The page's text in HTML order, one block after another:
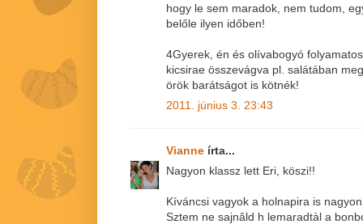
hogy le sem maradok, nem tudom,
belőle ilyen időben!
4Gyerek, én és olívabogyó
kicsirae összevágva pl. salátában
örök barátságot is kötnék!
2011. június 3. 23:43
Vianne írta...
Nagyon klassz lett Eri, köszi!!
Kíváncsi vagyok a holnapira is
Sztem ne sajnâld h lemaradtàl a